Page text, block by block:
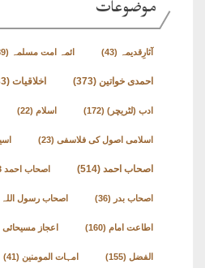
موضوعات
آثارِقدیمہ (43) ائمہ امت مسلمہ (39)
احمدی خواتین (373) اخلاقیات (833)
ادب (لٹریچر) (172) اسلام (22)
اسلامی اصول کی فلاسفی (23)
اصحاب احمد (514) اصحاب احمد 313
اصحاب بدر (36) اصحاب رسول اللہ
اطاعت امام (160) اعجاز مسیحائی
الفضل (155) امہات المومنین (41)